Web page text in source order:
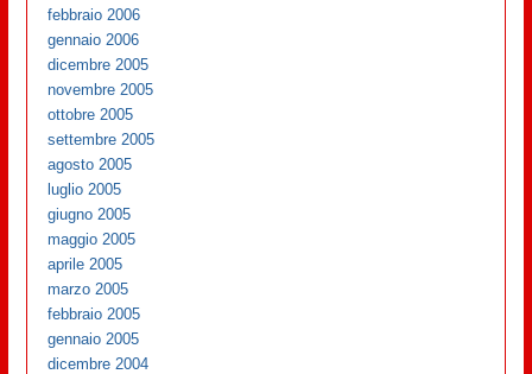
febbraio 2006
gennaio 2006
dicembre 2005
novembre 2005
ottobre 2005
settembre 2005
agosto 2005
luglio 2005
giugno 2005
maggio 2005
aprile 2005
marzo 2005
febbraio 2005
gennaio 2005
dicembre 2004